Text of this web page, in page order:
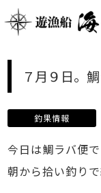
７月９日。
釣果情報
今日は鯛ラバ便
朝から拾い釣り